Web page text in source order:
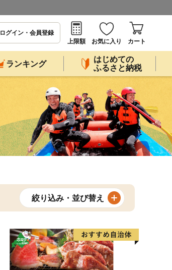
ログイン・会員登録
上限額
お気に入り カート
ランキング
はじめての
ふるさと納税
絞り込み・並び替え